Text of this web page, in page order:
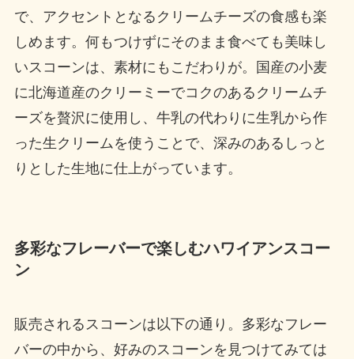
で、アクセントとなるクリームチーズの食感も楽
しめます。何もつけずにそのまま食べても美味し
いスコーンは、素材にもこだわりが。国産の小麦
に北海道産のクリーミーでコクのあるクリームチ
ーズを贅沢に使用し、牛乳の代わりに生乳から作
った生クリームを使うことで、深みのあるしっと
りとした生地に仕上がっています。
多彩なフレーバーで楽しむハワイアンスコー
ン
販売されるスコーンは以下の通り。多彩なフレー
バーの中から、好みのスコーンを見つけてみては